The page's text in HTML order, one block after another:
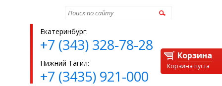
Екатеринбург:
+7 (343) 328-78-28
Нижний Тагил:
+7 (3435) 921-000
Корзина
Корзина пуста